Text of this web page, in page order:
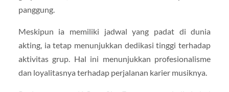
panggung.
Meskipun ia memiliki jadwal yang padat di dunia
akting, ia tetap menunjukkan dedikasi tinggi terhadap
aktivitas grup. Hal ini menunjukkan profesionalisme
dan loyalitasnya terhadap perjalanan karier musiknya.